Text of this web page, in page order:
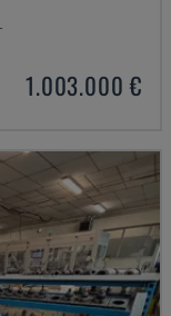
1.003.000 €